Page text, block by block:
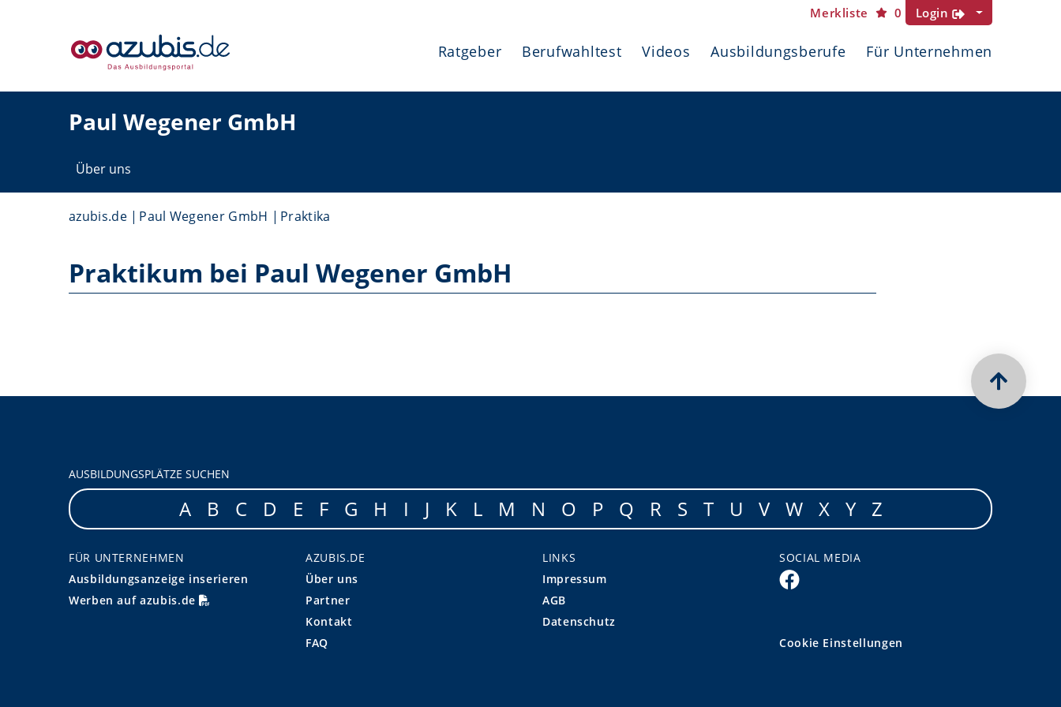
Merkliste 0 Login
Ratgeber Berufwahltest Videos Ausbildungsberufe Für Unternehmen
Paul Wegener GmbH
Über uns
azubis.de Paul Wegener GmbH Praktika
Praktikum bei Paul Wegener GmbH
AUSBILDUNGSPLÄTZE SUCHEN
A B C D E F G H I J K L M N O P Q R S T U V W X Y Z
FÜR UNTERNEHMEN
Ausbildungsanzeige inserieren
Werben auf azubis.de
AZUBIS.DE
Über uns
Partner
Kontakt
FAQ
LINKS
Impressum
AGB
Datenschutz
SOCIAL MEDIA
Cookie Einstellungen